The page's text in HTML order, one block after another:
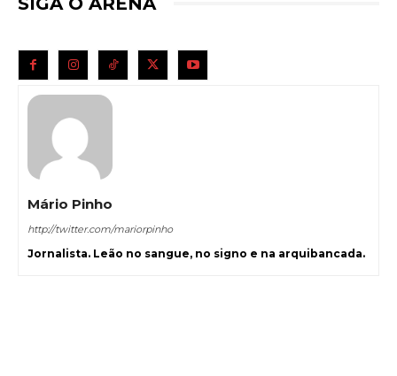
Mário Pinho
http://twitter.com/mariorpinho
Jornalista. Leão no sangue, no signo e na arquibancada.